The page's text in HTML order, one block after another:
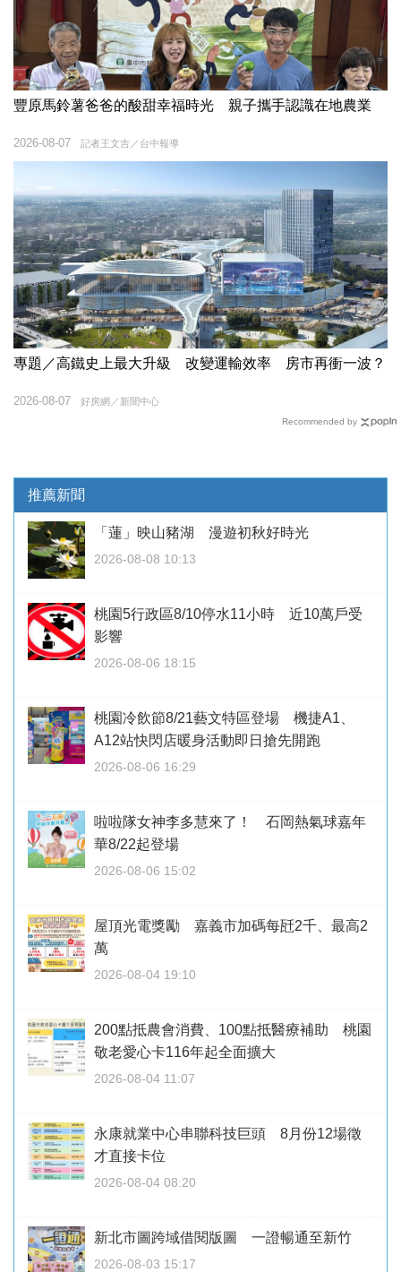
豐原馬鈴薯爸爸的酸甜幸福時光 親子攜手認識在地農業
記者王文吉／台中報導
2026-08-07
專題／高鐵史上最大升級 改變運輸效率 房市再衝一波？
好房網／新聞中心
2026-08-07
Recommended by
推薦新聞
「蓮」映山豬湖 漫遊初秋好時光
2026-08-08 10:13
桃園5行政區8/10停水11小時 近10萬戶受
影響
2026-08-06 18:15
桃園冷飲節8/21藝文特區登場 機捷A1、
A12站快閃店暖身活動即日搶先開跑
2026-08-06 16:29
啦啦隊女神李多慧來了！ 石岡熱氣球嘉年
華8/22起登場
2026-08-06 15:02
屋頂光電獎勵 嘉義市加碼每瓩2千、最高2
萬
2026-08-04 19:10
200點抵農會消費、100點抵醫療補助 桃園
敬老愛心卡116年起全面擴大
2026-08-04 11:07
永康就業中心串聯科技巨頭 8月份12場徵
才直接卡位
2026-08-04 08:20
新北市圖跨域借閱版圖 一證暢通至新竹
2026-08-03 15:17